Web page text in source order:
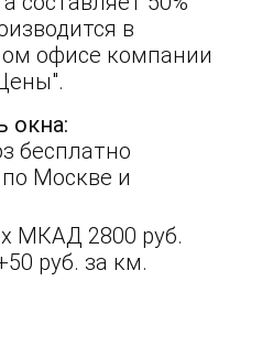
в
офисе компании
окна:
бесплатно
Москве и
МКАД 2800 руб.
руб. за км.